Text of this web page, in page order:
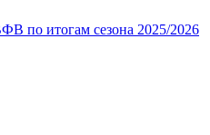
по итогам сезона 2025/2026